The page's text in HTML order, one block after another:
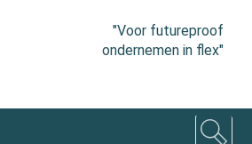
"Voor futureproof
ondernemen in flex"